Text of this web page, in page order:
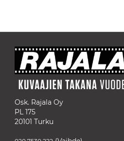
Osk. Rajala Oy
PL 175
20101 Turku